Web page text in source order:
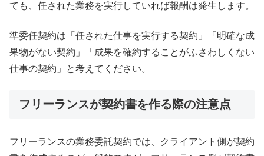
ても、任された業務を実行していれば報酬は発生します。
準委任契約は「任された仕事を実行する契約」「明確な成
果物がない契約」「成果を確約することがふさわしくない
仕事の契約」と考えてください。
フリーランスが契約書を作る際の注意点
フリーランスの業務委託契約では、クライアント側が契約